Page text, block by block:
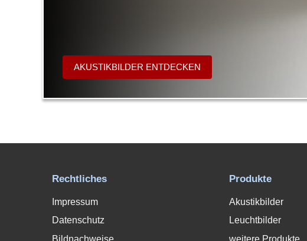
AKUSTIKBILDER ENTDECKEN
Rechtliches
Impressum
Datenschutz
Bildnachweise
Produkte
Akustikbilder
Leuchtbilder
weitere Produkte